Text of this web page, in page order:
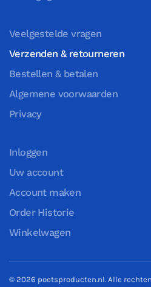
Veelgestelde vragen
Verzenden & retourneren
Bestellen & betalen
Algemene voorwaarden
Privacy
Inloggen
Uw account
Account maken
Order Historie
Winkelwagen
© 2026 poetsproducten.nl. Alle